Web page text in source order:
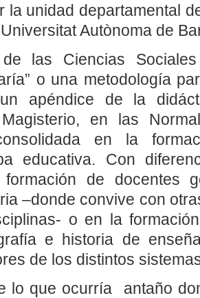
la unidad departamental
Autònoma de
las Ciencias
o una metodología
apéndice de la
en las
en la
educativa. Con
de docentes
–donde convive con
o en la
e historia de
de los distintos
lo que ocurría antaño